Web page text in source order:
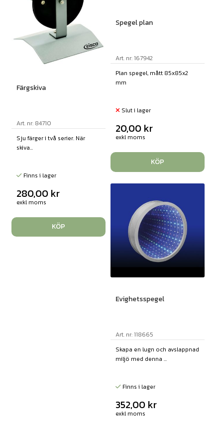
Färgskiva
Art. nr: 84710
Sju färger i två serier. När
skiva...
Finns i lager
280,00 kr
exkl moms
KÖP
Spegel plan
Art. nr: 167942
Plan spegel, mått 85x85x2
mm
Slut i lager
20,00 kr
exkl moms
KÖP
Evighetsspegel
Art. nr: 118665
Skapa en lugn och avslappnad
miljö med denna ...
Finns i lager
352,00 kr
exkl moms